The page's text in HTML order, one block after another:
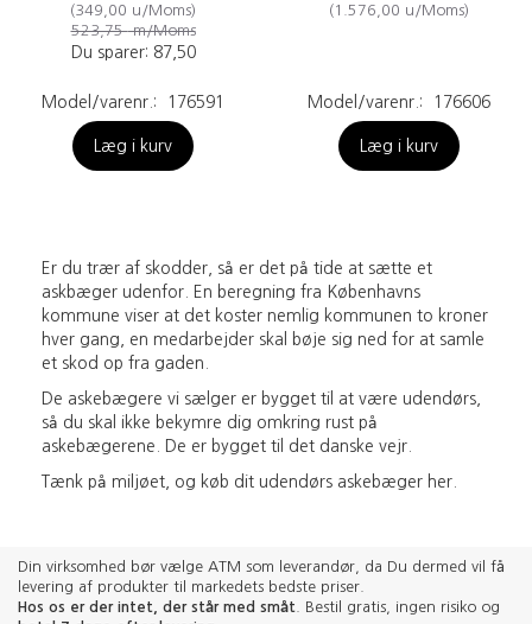
(349,00 u/Moms)
523,75m/Moms
Du sparer: 87,50
Model/varenr.: 176591
Læg i kurv
(1.576,00 u/Moms)
Model/varenr.: 176606
Læg i kurv
Er du trær af skodder, så er det på tide at sætte et
askbæger udenfor. En beregning fra Københavns
kommune viser at det koster nemlig kommunen to kroner
hver gang, en medarbejder skal bøje sig ned for at samle
et skod op fra gaden.
De askebægere vi sælger er bygget til at være udendørs,
så du skal ikke bekymre dig omkring rust på
askebægerene. De er bygget til det danske vejr.
Tænk på miljøet, og køb dit udendørs askebæger her.
Din virksomhed bør vælge ATM som leverandør, da Du dermed vil få
levering af produkter til markedets bedste priser.
Hos os er der intet, der står med småt . Bestil gratis, ingen risiko og